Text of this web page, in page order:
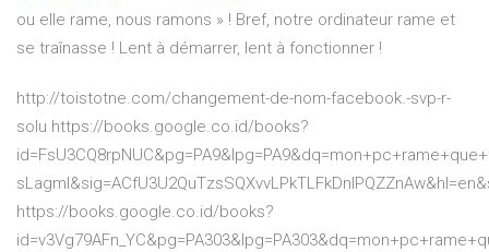
ou elle rame, nous ramons » ! Bref, notre ordinateur rame et
se traînasse ! Lent à démarrer, lent à fonctionner !
http://toistotne.com/changement-de-nom-facebook.-svp-r-
solu https://books.google.co.id/books?
https://books.google.co.id/books?